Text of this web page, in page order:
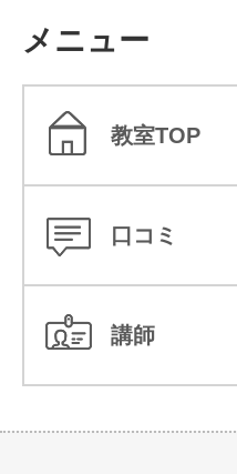
メニュー
教室TOP
口コミ
講師